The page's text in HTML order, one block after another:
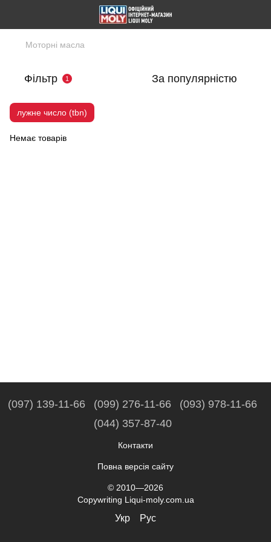
Моторні масла
Фільтр 1 За популярністю
лужне число (tbn)
Немає товарів
(097) 139-11-66 (099) 276-11-66
(093) 978-11-66
(044) 357-87-40
Контакти
Повна версія сайту
© 2010—2026
Copywriting Liqui-moly.com.ua
Укр Рус